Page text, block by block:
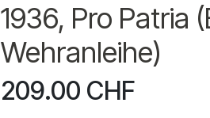
1936, Pro Patria
Wehranleihe)
209.00 CHF